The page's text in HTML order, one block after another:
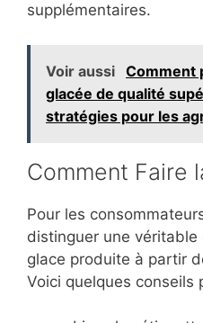
supplémentaires.
Voir aussi Comment
glacée de qualité
stratégies pour les
Comment Faire
Pour les
distinguer une véritable
glace produite à partir
Voici quelques conseils